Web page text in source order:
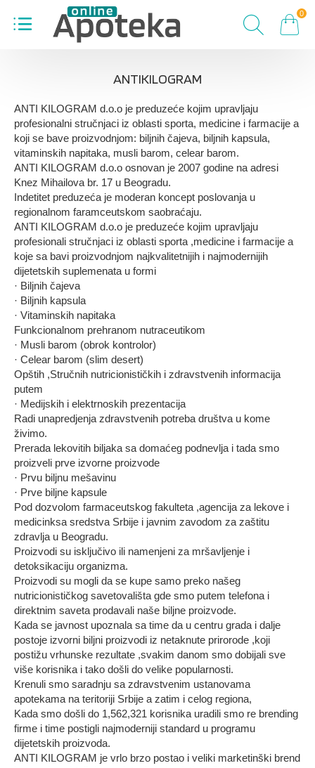
0
ANTIKILOGRAM
ANTI KILOGRAM d.o.o je preduzeće kojim upravljaju
profesionalni stručnjaci iz oblasti sporta, medicine i farmacije a
koji se bave proizvodnjom: biljnih čajeva, biljnih kapsula,
vitaminskih napitaka, musli barom, celear barom.
ANTI KILOGRAM d.o.o osnovan je 2007 godine na adresi
Knez Mihailova br. 17 u Beogradu.
Indetitet preduzeća je moderan koncept poslovanja u
regionalnom faramceutskom saobraćaju.
ANTI KILOGRAM d.o.o je preduzeće kojim upravljaju
profesionali stručnjaci iz oblasti sporta ,medicine i farmacije a
koje sa bavi proizvodnjom najkvalitetnijih i najmodernijih
dijetetskih suplemenata u formi
· Biljnih čajeva
· Biljnih kapsula
· Vitaminskih napitaka
Funkcionalnom prehranom nutraceutikom
· Musli barom (obrok kontrolor)
· Celear barom (slim desert)
Opštih ,Stručnih nutricionističkih i zdravstvenih informacija
putem
· Medijskih i elektrnoskih prezentacija
Radi unapredjenja zdravstvenih potreba društva u kome
živimo.
Prerada lekovitih biljaka sa domaćeg podnevlja i tada smo
proizveli prve izvorne proizvode
· Prvu biljnu mešavinu
· Prve biljne kapsule
Pod dozvolom farmaceutskog fakulteta ,agencija za lekove i
medicinksa sredstva Srbije i javnim zavodom za zaštitu
zdravlja u Beogradu.
Proizvodi su isključivo ili namenjeni za mršavljenje i
detoksikaciju organizma.
Proizvodi su mogli da se kupe samo preko našeg
nutricionističkog savetovališta gde smo putem telefona i
direktnim saveta prodavali naše biljne proizvode.
Kada se javnost upoznala sa time da u centru grada i dalje
postoje izvorni biljni proizvodi iz netaknute prirorode ,koji
postižu vrhunske rezultate ,svakim danom smo dobijali sve
više korisnika i tako došli do velike popularnosti.
Krenuli smo saradnju sa zdravstvenim ustanovama
apotekama na teritoriji Srbije a zatim i celog regiona,
Kada smo došli do 1,562,321 korisnika uradili smo re brending
firme i time postigli najmoderniji standard u programu
dijetetskih proizvoda.
ANTI KILOGRAM je vrlo brzo postao i veliki marketinški brend